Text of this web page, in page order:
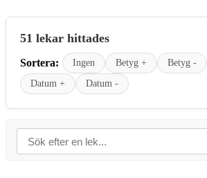
51 lekar hittades
Sortera: Ingen Betyg + Betyg -
Datum +
Datum -